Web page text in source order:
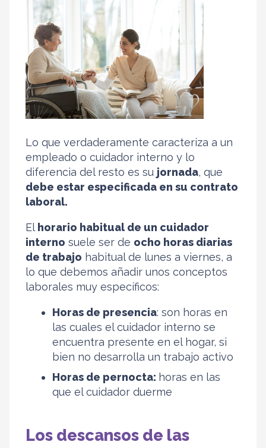
Lo que verdaderamente caracteriza a un
empleado o cuidador interno y lo
diferencia del resto es su jornada, que
debe estar especificada en su contrato
laboral.
El horario habitual de un cuidador
interno suele ser de ocho horas diarias
de trabajo habitual de lunes a viernes, a
lo que debemos añadir unos conceptos
laborales muy específicos:
Horas de presencia: son horas en
las cuales el cuidador interno se
encuentra presente en el hogar, si
bien no desarrolla un trabajo activo
Horas de pernocta: horas en las
que el cuidador duerme
Los descansos de las